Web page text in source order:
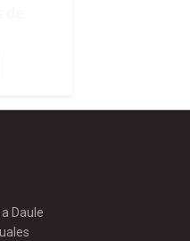
Daule